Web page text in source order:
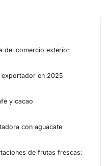
del comercio exterior
exportador en 2025
y cacao
con aguacate
de frutas frescas: